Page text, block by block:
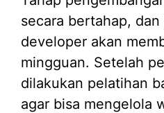
secara bertahap,
developer akan
mingguan. Setelah
dilakukan pelatihan
agar bisa mengelola